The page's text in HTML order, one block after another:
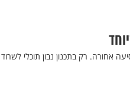
אחורה. רק בתכנון נבון תוכלי